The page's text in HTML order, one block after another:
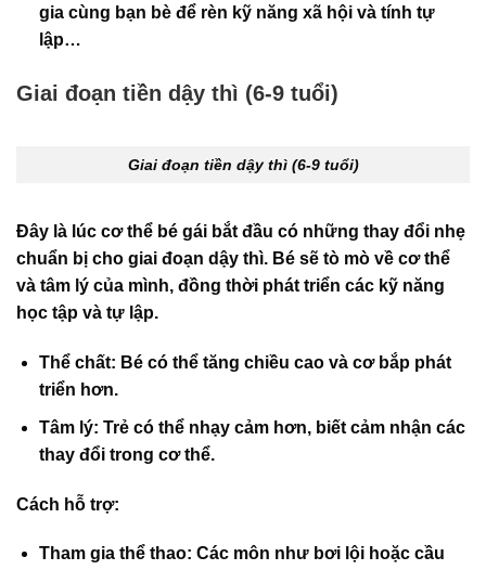
gia cùng bạn bè để rèn kỹ năng xã hội và tính tự
lập…
Giai đoạn tiền dậy thì (6-9 tuổi)
Giai đoạn tiền dậy thì (6-9 tuổi)
Đây là lúc cơ thể bé gái bắt đầu có những thay đổi nhẹ
chuẩn bị cho giai đoạn dậy thì. Bé sẽ tò mò về cơ thể
và tâm lý của mình, đồng thời phát triển các kỹ năng
học tập và tự lập.
Thể chất: Bé có thể tăng chiều cao và cơ bắp phát
triển hơn.
Tâm lý: Trẻ có thể nhạy cảm hơn, biết cảm nhận các
thay đổi trong cơ thể.
Cách hỗ trợ:
Tham gia thể thao: Các môn như bơi lội hoặc cầu